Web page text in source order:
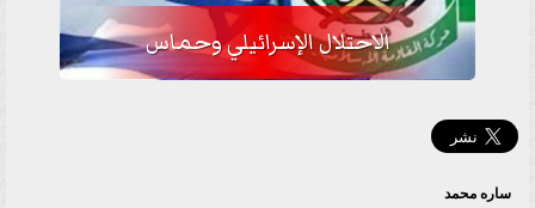
الاحتلال الإسرائيلي وحماس
ساره محمد